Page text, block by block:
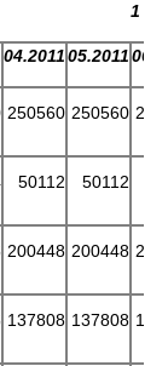
1
04.201105.2011
250560 250560
50112 50112
200448 200448
137808 137808